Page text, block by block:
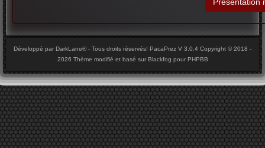
Développé par DarkLane® - Tous droits réservés! PacaPrez V 3.0.4 Copyright © 2018 -
2026 Thème modifié et basé sur Blackfog pour PHPBB